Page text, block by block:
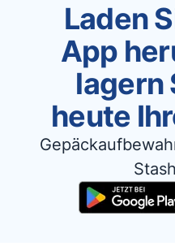
Laden
App
lagern
heute